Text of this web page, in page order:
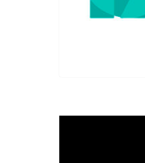
DEL CONOCIMIENTO EN